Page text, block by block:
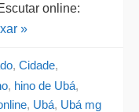
online:
»
, Cidade,
, hino de Ubá,
, Ubá, Ubá mg